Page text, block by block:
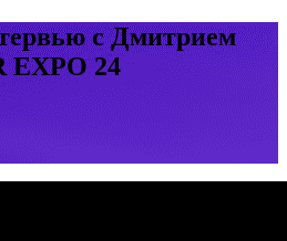
с Дмитрием
24